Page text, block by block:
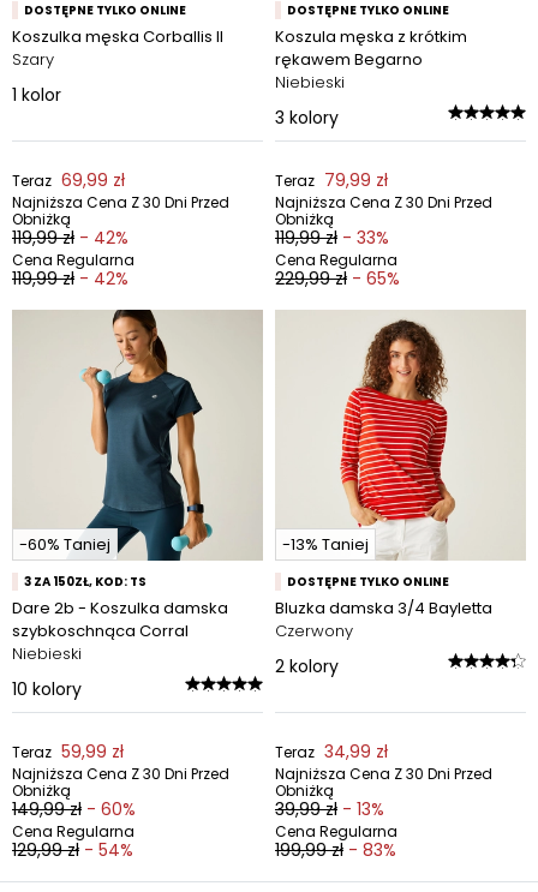
DOSTĘPNE TYLKO ONLINE
Koszulka męska Corballis II
Szary
1 kolor
Teraz 69,99 zł
Najniższa Cena Z 30 Dni Przed
Obniżką
119,99 zł - 42%
Cena Regularna
119,99 zł - 42%
DOSTĘPNE TYLKO ONLINE
Koszula męska z krótkim
rękawem Begarno
Niebieski
3 kolory
Teraz 79,99 zł
Najniższa Cena Z 30 Dni Przed
Obniżką
119,99 zł - 33%
Cena Regularna
229,99 zł - 65%
-60% Taniej
3 ZA 150ZŁ, KOD: TS
Dare 2b - Koszulka damska
szybkoschnąca Corral
Niebieski
10 kolory
Teraz 59,99 zł
Najniższa Cena Z 30 Dni Przed
Obniżką
149,99 zł - 60%
Cena Regularna
129,99 zł - 54%
-13% Taniej
DOSTĘPNE TYLKO ONLINE
Bluzka damska 3/4 Bayletta
Czerwony
2 kolory
Teraz 34,99 zł
Najniższa Cena Z 30 Dni Przed
Obniżką
39,99 zł - 13%
Cena Regularna
199,99 zł - 83%